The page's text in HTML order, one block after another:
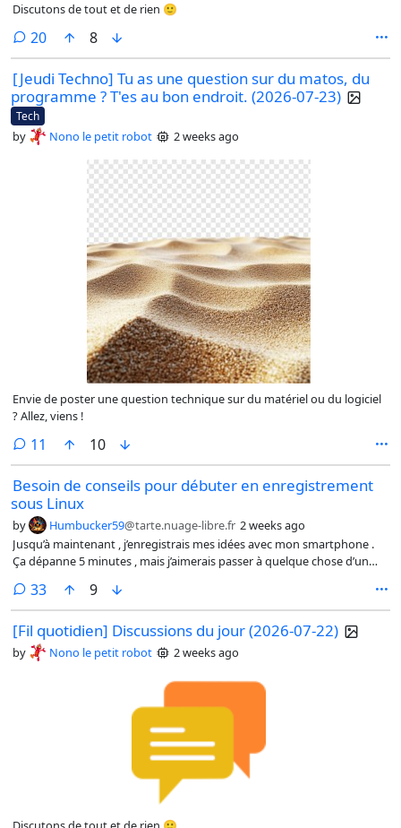
Discutons de tout et de rien 🙂
20comments
8
[Jeudi Techno] Tu as une question sur du matos, du
programme ? T'es au bon endroit. (2026-07-23)
Tech
by Nono le petit robot 2 weeks ago
Envie de poster une question technique sur du matériel ou du logiciel
? Allez, viens !
11 comments
10
Besoin de conseils pour débuter en enregistrement
sous Linux
by Humbucker59@tarte.nuage-libre.fr 2 weeks ago
Jusqu’à maintenant , j’enregistrais mes idées avec mon smartphone .
Ça dépanne 5 minutes , mais j’aimerais passer à quelque chose d’un
précise que je suis une vraie quiche , je pars de zéro dans ce domaine .
Et Linux , je débute aussi , j’essaye de m’y mettre .
33comments
9
[Fil quotidien] Discussions du jour (2026-07-22)
by Nono le petit robot 2 weeks ago